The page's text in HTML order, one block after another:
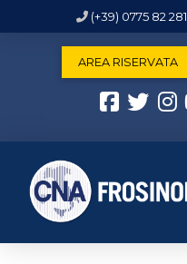
(+39) 0775 82 281
AREA RISERVATA